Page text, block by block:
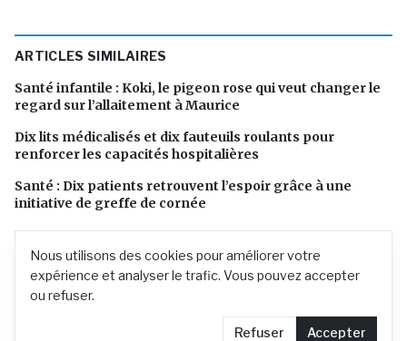
Nous utilisons des cookies pour améliorer votre
expérience et analyser le trafic. Vous pouvez accepter
ou refuser.
Refuser Accepter
ARTICLES SIMILAIRES
Santé infantile : Koki, le pigeon rose qui veut changer le
regard sur l’allaitement à Maurice
Dix lits médicalisés et dix fauteuils roulants pour
renforcer les capacités hospitalières
Santé : Dix patients retrouvent l’espoir grâce à une
initiative de greffe de cornée